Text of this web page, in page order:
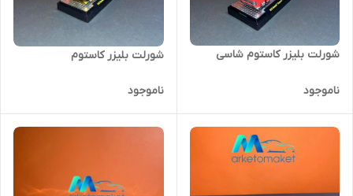
شورلت بلیزر کاستوم شاسی
ناموجود
شورلت بلیزر کاستوم
ناموجود